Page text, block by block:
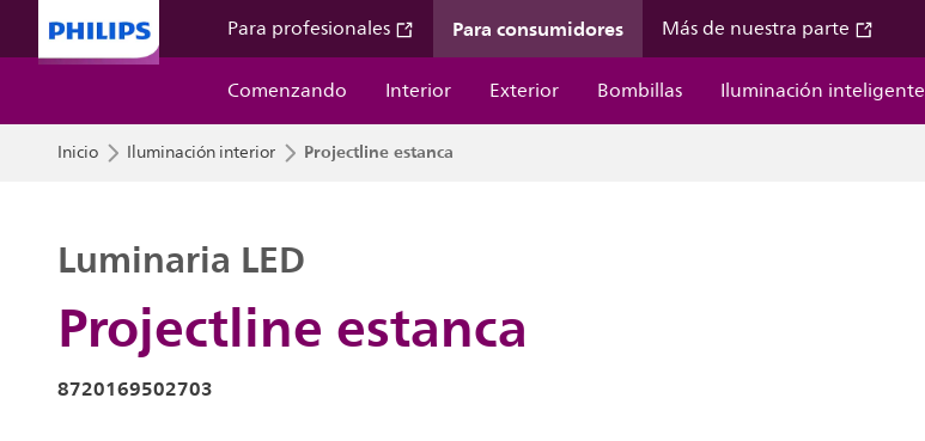
Para profesionales Para consumidores Más de nuestra parte
Comenzando
Interior Exterior Bombillas Iluminación inteligente
Inicio Iluminación interior Projectline estanca
Projectline estanca
Luminaria LED
8720169502703